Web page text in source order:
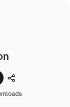
Teilen